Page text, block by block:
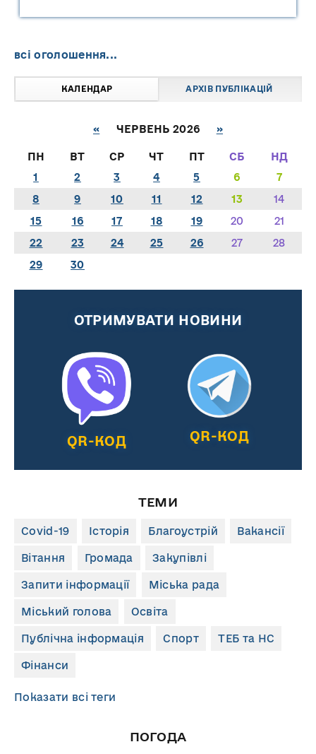
всі оголошення...
КАЛЕНДАР АРХІВ ПУБЛІКАЦІЙ
« ЧЕРВЕНЬ 2026 »
ПН ВТ СР ЧТ ПТ СБ
НД
1
2 3 4 5 6
7
8
9 10 11 12 13
14
15
16 17 18 19 20
21
22
23 24 25 26 27
28
29
30
ОТРИМУВАТИ НОВИНИ
QR-КОД QR-КОД
ТЕМИ
Covid-19 Історія Благоустрій Вакансії
Вітання Громада Закупівлі
Запити інформації Міська рада
Міський голова Освіта
Публічна інформація Спорт ТЕБ та НС
Фінанси
Показати всі теги
ПОГОДА